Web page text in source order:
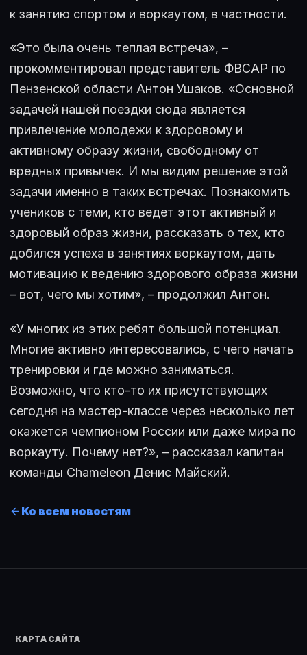
к занятию спортом и воркаутом, в частности.
«Это была очень теплая встреча», –
прокомментировал представитель ФВСАР по
Пензенской области Антон Ушаков. «Основной
задачей нашей поездки сюда является
привлечение молодежи к здоровому и
активному образу жизни, свободному от
вредных привычек. И мы видим решение этой
задачи именно в таких встречах. Познакомить
учеников с теми, кто ведет этот активный и
здоровый образ жизни, рассказать о тех, кто
добился успеха в занятиях воркаутом, дать
мотивацию к ведению здорового образа жизни
– вот, чего мы хотим», – продолжил Антон.
«У многих из этих ребят большой потенциал.
Многие активно интересовались, с чего начать
тренировки и где можно заниматься.
Возможно, что кто-то их присутствующих
сегодня на мастер-классе через несколько лет
окажется чемпионом России или даже мира по
воркауту. Почему нет?», – рассказал капитан
команды Chameleon Денис Майский.
Ко всем новостям
КАРТА САЙТА